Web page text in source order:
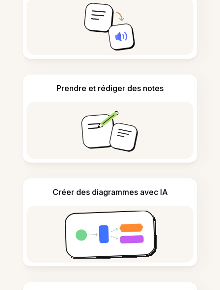
Prendre et rédiger des notes
Créer des diagrammes avec IA